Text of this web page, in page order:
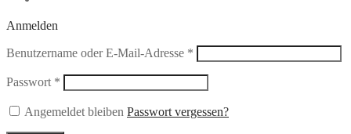
Anmelden
Benutzername oder E-Mail-Adresse * Erforderlich
Passwort * Erforderlich
Angemeldet bleiben Passwort vergessen?